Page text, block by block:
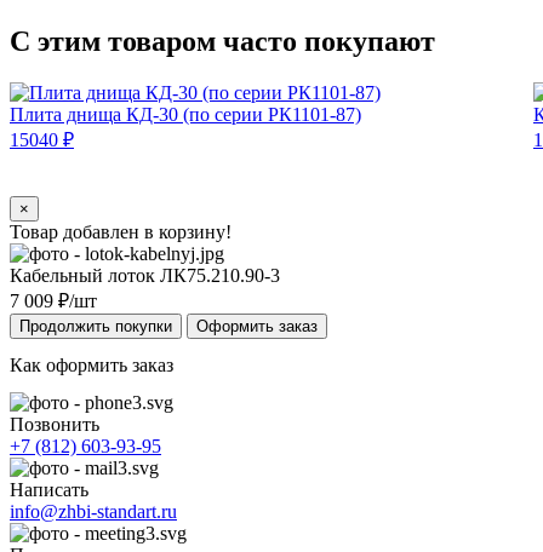
С этим товаром часто покупают
Плита днища КД‑30 (по серии РК1101‑87)
15040 ₽
×
Товар добавлен в корзину!
Кабельный лоток ЛК75.210.90-3
7 009 ₽/шт
Продолжить покупки Оформить заказ
Как оформить заказ
Позвонить
+7 (812) 603-93-95
Написать
info@zhbi-standart.ru